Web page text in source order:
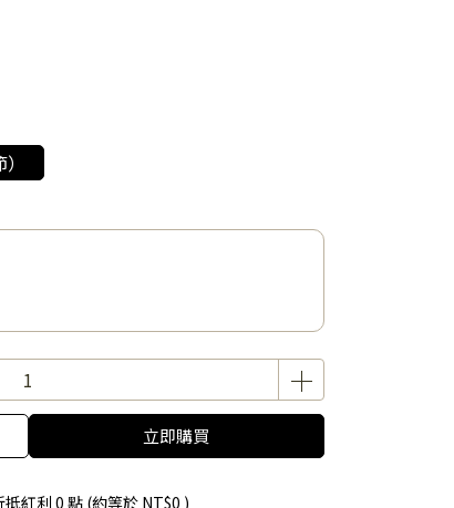
立即購買
抵紅利 0 點 (約等於 NT$0 )